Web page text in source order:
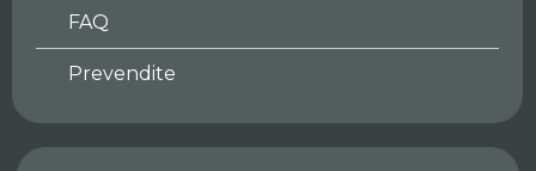
FAQ
Prevendite